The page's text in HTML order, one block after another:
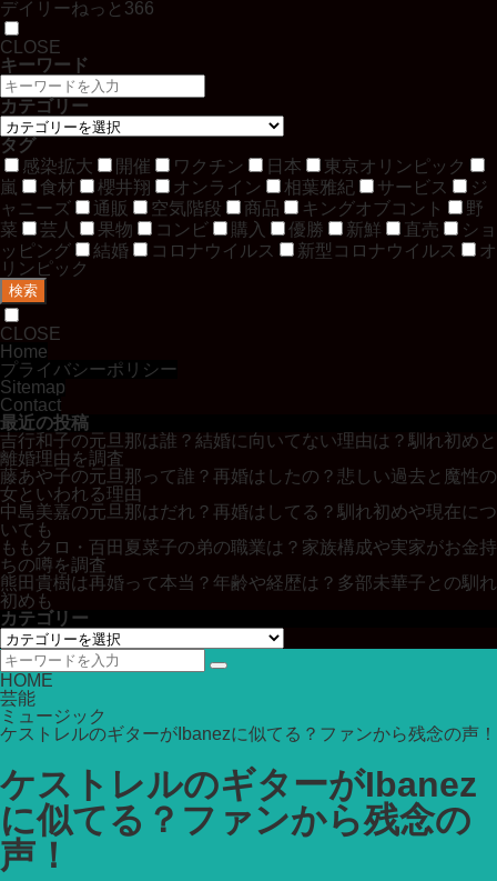
デイリーねっと366
CLOSE
キーワード
カテゴリー
タグ
感染拡大
開催 ワクチン 日本
東京オリンピック
嵐
食材 櫻井翔 オンライン 相葉雅紀 サービス
ジ
ャニーズ
通販 空気階段 商品 キングオブコント
野
菜
芸人 果物 コンビ 購入 優勝 新鮮 直売
ショ
ッピング
結婚 コロナウイルス 新型コロナウイルス
オ
リンピック
検索
CLOSE
Home
プライバシーポリシー
Sitemap
Contact
最近の投稿
吉行和子の元旦那は誰？結婚に向いてない理由は？馴れ初めと
離婚理由を調査
藤あや子の元旦那って誰？再婚はしたの？悲しい過去と魔性の
女といわれる理由
中島美嘉の元旦那はだれ？再婚はしてる？馴れ初めや現在につ
いても
ももクロ・百田夏菜子の弟の職業は？家族構成や実家がお金持
ちの噂を調査
熊田貴樹は再婚って本当？年齢や経歴は？多部未華子との馴れ
初めも
カテゴリー
カ
テ
ゴ
リ
ー
HOME
芸能
ミュージック
ケストレルのギターがIbanezに似てる？ファンから残念の声！
ケストレルのギターがIbanez
に似てる？ファンから残念の
声！